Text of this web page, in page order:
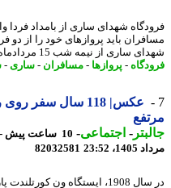
شهدای ساری از بامداد فردا
باید پروازهای خود را از دو
از نیمه شب 15 مردادماه به دلیل آغاز ...
-پروازها- مسافران- ساری-
عکس| 118 سال سفر روی
-اجتماعی-
23:52
82032581